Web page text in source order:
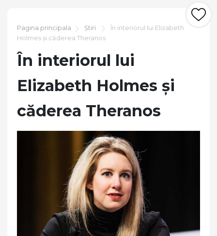
Pagina principala Știri
În interiorul lui Elizabeth
Holmes și căderea Theranos
În interiorul lui
Elizabeth Holmes și
căderea Theranos